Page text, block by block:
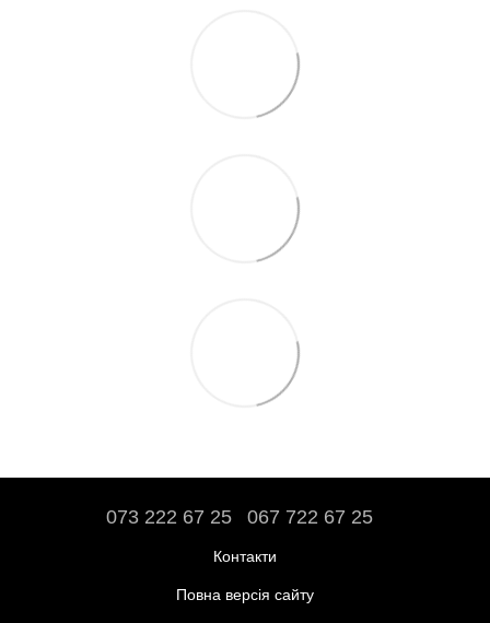
073 222 67 25 067 722 67 25
Контакти
Повна версія сайту